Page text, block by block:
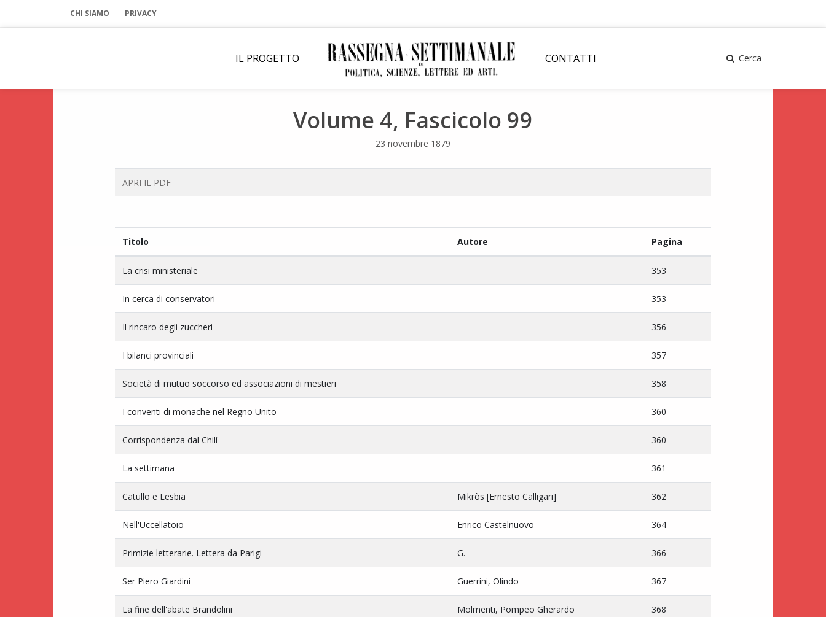
CHI SIAMO PRIVACY
IL PROGETTO CONTATTI Cerca
Volume 4, Fascicolo 99
23 novembre 1879
APRI IL PDF
Titolo Autore Pagina
La crisi ministeriale 353
In cerca di conservatori 353
Il rincaro degli zuccheri 356
I bilanci provinciali 357
Società di mutuo soccorso ed associazioni di mestieri 358
I conventi di monache nel Regno Unito 360
Corrispondenza dal Chilì 360
La settimana 361
Catullo e Lesbia Mikròs [Ernesto Calligari] 362
Nell'Uccellatoio Enrico Castelnuovo 364
Primizie letterarie. Lettera da Parigi G. 366
Ser Piero Giardini Guerrini, Olindo 367
La fine dell'abate Brandolini Molmenti, Pompeo Gherardo 368